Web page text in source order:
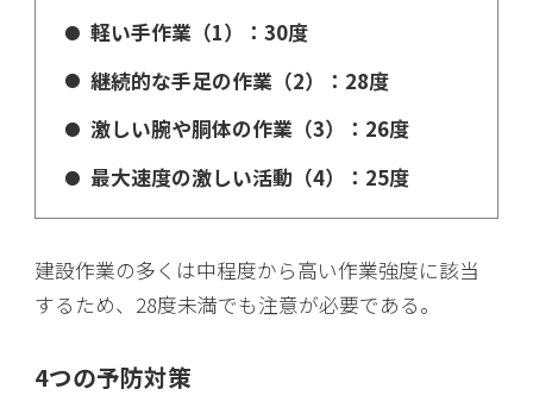
軽い手作業（1）：30度
継続的な手足の作業（2）：28度
激しい腕や胴体の作業（3）：26度
最大速度の激しい活動（4）：25度
建設作業の多くは中程度から高い作業強度に該当
するため、28度未満でも注意が必要である。
4つの予防対策